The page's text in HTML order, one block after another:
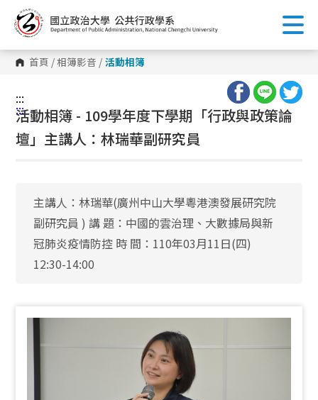
到
主
內
容 首頁 /相簿影音 / 活動相簿
:::
:::
活動相簿 - 109學年度下學期「行政與政策論
壇」主講人：林瑞華副研究員
主講人：林瑞華(廣州中山大學粵港澳發展研究院
副研究員 ) 講 題：中國的雲治理、大數據局與新
冠肺炎疫情防控 時 間：110年03月11日(四)
12:30-14:00